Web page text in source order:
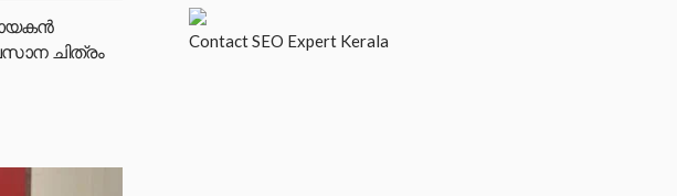
ചിത്രം
ContactSEO Expert Kerala